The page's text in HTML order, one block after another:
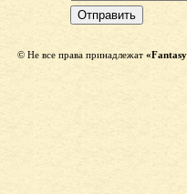
© Не все права принадлежат